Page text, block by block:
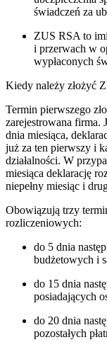
świadczeń za
ZUS RSA to
i przerwach w
wypłaconych
Kiedy należy złożyć
Termin pierwszego
zarejestrowana firma.
dnia miesiąca,
już za ten pierwszy i
działalności. W
miesiąca deklarację
niepełny miesiąc i
Obowiązują trzy
rozliczeniowych:
do 5 dnia
budżetowych i
do 15 dnia
posiadających
do 20 dnia
pozostałych